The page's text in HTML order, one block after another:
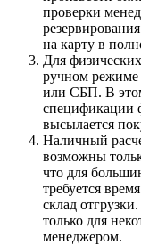
проверки
на карту в
Для
ручном режиме
или СБП. В
спецификации
высылается
Наличный
возможны
что для
требуется
склад
только для
менеджером.